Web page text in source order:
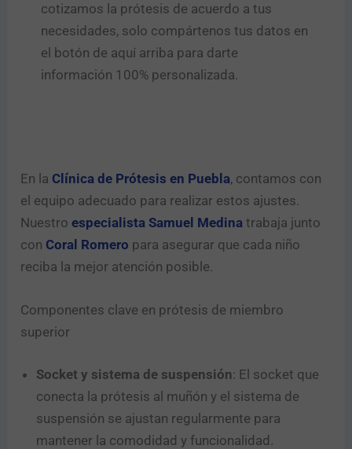
cotizamos la prótesis de acuerdo a tus
necesidades, solo compártenos tus datos en
el botón de aquí arriba para darte
información 100% personalizada.
En la Clínica de Prótesis en Puebla, contamos con
el equipo adecuado para realizar estos ajustes.
Nuestroespecialista Samuel Medina trabaja junto
con Coral Romero para asegurar que cada niño
reciba la mejor atención posible.
Componentes clave en prótesis de miembro
superior
Socket y sistema de suspensión: El socket que
conecta la prótesis al muñón y el sistema de
suspensión se ajustan regularmente para
mantener la comodidad y funcionalidad.